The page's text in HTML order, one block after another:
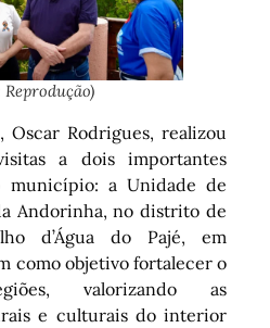
Reprodução)
Rodrigues, realizou
a dois importantes
município: a Unidade de
Andorinha, no distrito de
d’Água do Pajé, em
como objetivo fortalecer o
valorizando as
e culturais do interior